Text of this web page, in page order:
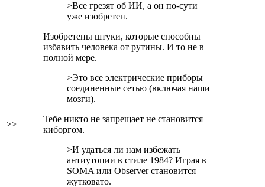
>>
>Все грезят об ИИ, а он по-сути
уже изобретен.
Изобретены штуки, которые способны
избавить человека от рутины. И то не в
полной мере.
>Это все электрические приборы
соединенные сетью (включая наши
мозги).
Тебе никто не запрещает не становится
киборгом.
>И удаться ли нам избежать
антиутопии в стиле 1984? Играя в
SOMA или Observer становится
жутковато.